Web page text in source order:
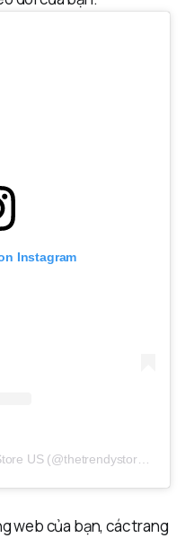
Instagram
web của bạn, các trang